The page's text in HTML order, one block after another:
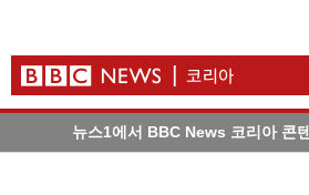
뉴스1에서 BBC News 코리아 콘